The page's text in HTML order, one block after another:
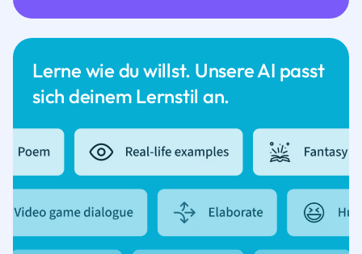
Lerne wie du willst. Unsere AI passt
sich deinem Lernstil an.